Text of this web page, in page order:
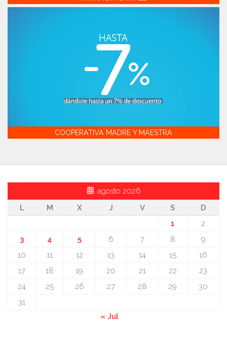
COOPERATIVA MADRE Y MAESTRA
agosto 2026
L
M X J V S
D
1
2
3
4 5 6 7 8
9
10
11 12 13 14 15
16
17
18 19 20 21 22
23
24
25 26 27 28 29
30
31
« Jul